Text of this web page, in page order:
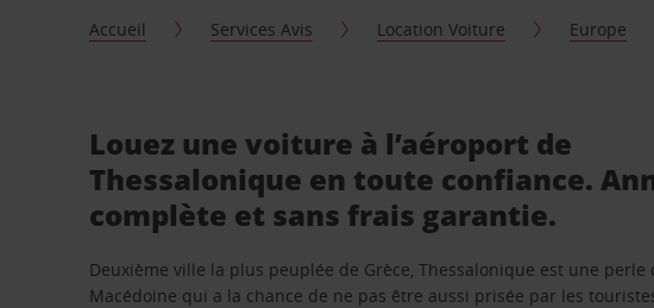
Accueil Services Avis Location Voiture Europe
Louez une voiture à l’aéroport de
Thessalonique en toute confiance.
complète et sans frais garantie.
Deuxième ville la plus peuplée de Grèce, Thessalonique est une perle
Macédoine qui a la chance de ne pas être aussi prisée par les